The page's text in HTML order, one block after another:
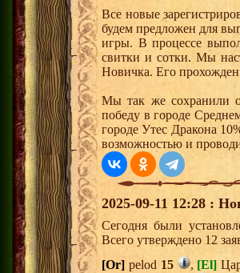
Все новые
будем предложен для
игры. В процессе
свитки и сотки. Мы
Новичка. Его
Мы так же сохранили
победу в городе
городе Утес Дракона
возможностью и
2025-09-11 12:28 :
Сегодня были
Всего утверждено 12
[Or] pelod 15 , [El]